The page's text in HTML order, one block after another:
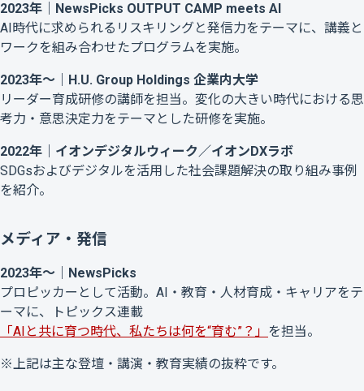
2023年｜NewsPicks OUTPUT CAMP meets AI
AI時代に求められるリスキリングと発信力をテーマに、講義と
ワークを組み合わせたプログラムを実施。
2023年〜｜H.U. Group Holdings 企業内大学
リーダー育成研修の講師を担当。変化の大きい時代における思
考力・意思決定力をテーマとした研修を実施。
2022年｜イオンデジタルウィーク／イオンDXラボ
SDGsおよびデジタルを活用した社会課題解決の取り組み事例
を紹介。
メディア・発信
2023年〜｜NewsPicks
プロピッカーとして活動。AI・教育・人材育成・キャリアをテ
ーマに、トピックス連載
「AIと共に育つ時代、私たちは何を“育む”？」
を担当。
※上記は主な登壇・講演・教育実績の抜粋です。